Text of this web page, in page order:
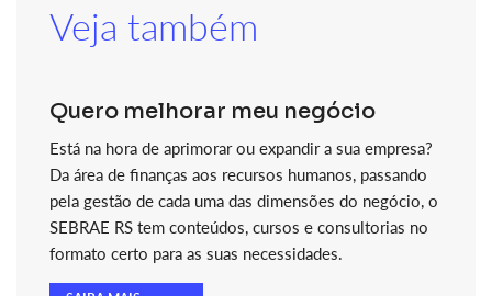
Veja também
Quero melhorar meu negócio
Está na hora de aprimorar ou expandir a sua empresa?
Da área de finanças aos recursos humanos, passando
pela gestão de cada uma das dimensões do negócio, o
SEBRAE RS tem conteúdos, cursos e consultorias no
formato certo para as suas necessidades.